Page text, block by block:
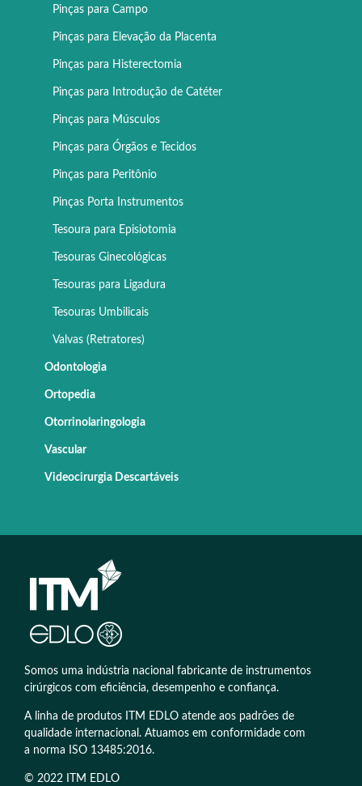
Pinças para Campo
Pinças para Elevação da Placenta
Pinças para Histerectomia
Pinças para Introdução de Catéter
Pinças para Músculos
Pinças para Órgãos e Tecidos
Pinças para Peritônio
Pinças Porta Instrumentos
Tesoura para Episiotomia
Tesouras Ginecológicas
Tesouras para Ligadura
Tesouras Umbilicais
Valvas (Retratores)
Odontologia
Ortopedia
Otorrinolaringologia
Vascular
Videocirurgia Descartáveis
Somos uma indústria nacional fabricante de instrumentos
cirúrgicos com eficiência, desempenho e confiança.
A linha de produtos ITM EDLO atende aos padrões de
qualidade internacional. Atuamos em conformidade com
a norma ISO 13485:2016.
© 2022 ITM EDLO